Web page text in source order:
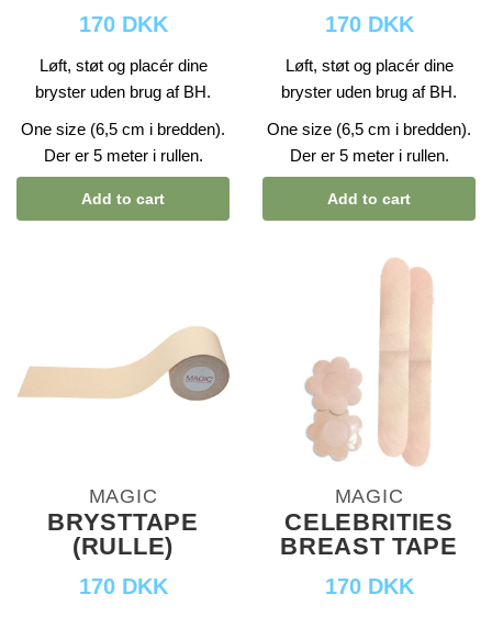
170 DKK
Løft, støt og placér dine
bryster uden brug af BH.
One size (6,5 cm i bredden).
Der er 5 meter i rullen.
Add to cart
170 DKK
Løft, støt og placér dine
bryster uden brug af BH.
One size (6,5 cm i bredden).
Der er 5 meter i rullen.
Add to cart
MAGIC
BRYSTTAPE
(RULLE)
170 DKK
MAGIC
CELEBRITIES
BREAST TAPE
170 DKK